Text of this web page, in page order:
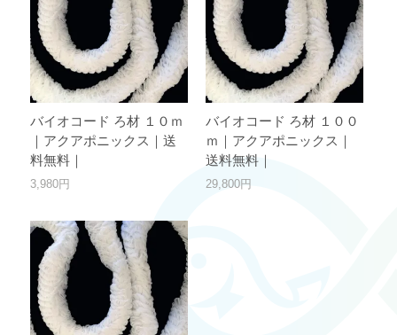
バイオコード ろ材 １０ｍ
｜アクアポニックス｜送
料無料｜
3,980円
バイオコード ろ材 １００
ｍ｜アクアポニックス｜
送料無料｜
29,800円